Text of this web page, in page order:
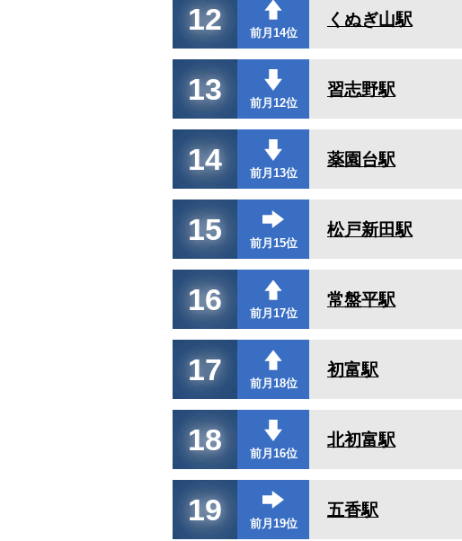
12 前月14位
くぬぎ山駅
13 前月12位
習志野駅
14 前月13位
薬園台駅
15 前月15位
松戸新田駅
16 前月17位
常盤平駅
17 前月18位
初富駅
18 前月16位
北初富駅
19 前月19位
五香駅